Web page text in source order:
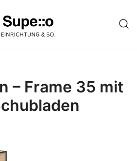
einer Website
– Frame 35 mit